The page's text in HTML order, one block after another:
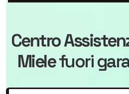
Centro
Mielefuori